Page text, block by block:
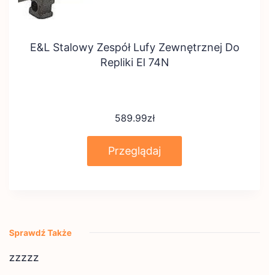
E&L Stalowy Zespół Lufy Zewnętrznej Do
Repliki El 74N
589.99zł
Przeglądaj
Sprawdź Także
zzzzz